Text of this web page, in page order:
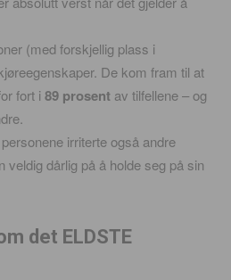
(med forskjellig plass i
De kom fram til at
fort i89 prosent av tilfellene – og
irriterte også andre
veldig dårlig på å holde seg på sin
det ELDSTE